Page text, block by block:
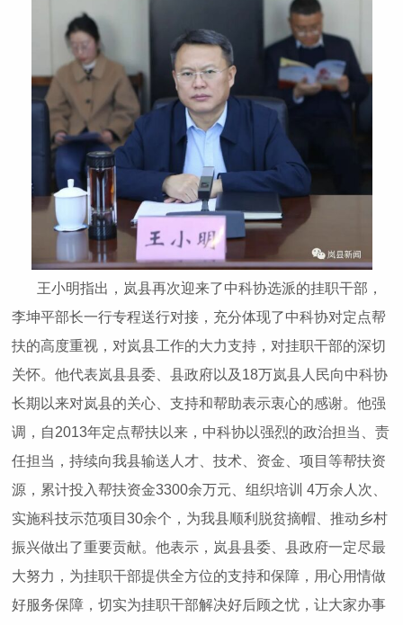
王小明指出，岚县再次迎来了中科协选派的挂职干部，
李坤平部长一行专程送行对接，充分体现了中科协对定点帮
扶的高度重视，对岚县工作的大力支持，对挂职干部的深切
关怀。他代表岚县县委、县政府以及18万岚县人民向中科协
长期以来对岚县的关心、支持和帮助表示衷心的感谢。他强
调，自2013年定点帮扶以来，中科协以强烈的政治担当、责
任担当，持续向我县输送人才、技术、资金、项目等帮扶资
源，累计投入帮扶资金3300余万元、组织培训 4万余人次、
实施科技示范项目30余个，为我县顺利脱贫摘帽、推动乡村
振兴做出了重要贡献。他表示，岚县县委、县政府一定尽最
大努力，为挂职干部提供全方位的支持和保障，用心用情做
好服务保障，切实为挂职干部解决好后顾之忧，让大家办事